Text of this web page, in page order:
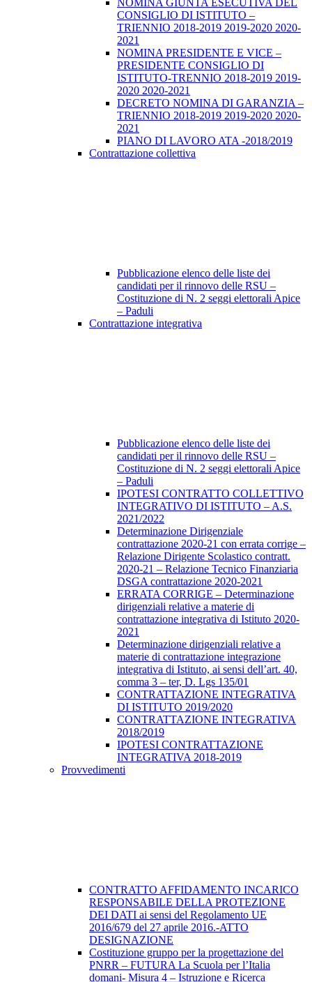
NOMINA GIUNTA ESECUTIVA DEL
CONSIGLIO DI ISTITUTO –
TRIENNIO 2018-2019 2019-2020 2020-
2021
NOMINA PRESIDENTE E VICE –
PRESIDENTE CONSIGLIO DI
ISTITUTO-TRENNIO 2018-2019 2019-
2020 2020-2021
DECRETO NOMINA DI GARANZIA –
TRIENNIO 2018-2019 2019-2020 2020-
2021
PIANO DI LAVORO ATA -2018/2019
Contrattazione collettiva
Pubblicazione elenco delle liste dei
candidati per il rinnovo delle RSU –
Costituzione di N. 2 seggi elettorali Apice
– Paduli
Contrattazione integrativa
Pubblicazione elenco delle liste dei
candidati per il rinnovo delle RSU –
Costituzione di N. 2 seggi elettorali Apice
– Paduli
IPOTESI CONTRATTO COLLETTIVO
INTEGRATIVO DI ISTITUTO – A.S.
2021/2022
Determinazione Dirigenziale
contrattazione 2020-21 con errata corrige –
Relazione Dirigente Scolastico contratt.
2020-21 – Relazione Tecnico Finanziaria
DSGA contrattazione 2020-2021
ERRATA CORRIGE – Determinazione
dirigenziali relative a materie di
contrattazione integrativa di Istituto 2020-
2021
Determinazione dirigenziali relative a
materie di contrattazione integrazione
integrativa di Istituto, ai sensi dell’art. 40,
comma 3 – ter, D. Lgs 135/01
CONTRATTAZIONE INTEGRATIVA
DI ISTITUTO 2019/2020
CONTRATTAZIONE INTEGRATIVA
2018/2019
IPOTESI CONTRATTAZIONE
INTEGRATIVA 2018-2019
Provvedimenti
CONTRATTO AFFIDAMENTO INCARICO
RESPONSABILE DELLA PROTEZIONE
DEI DATI ai sensi del Regolamento UE
2016/679 del 27 aprile 2016.-ATTO
DESIGNAZIONE
Costituzione gruppo per la progettazione del
PNRR – FUTURA La Scuola per l’Italia
domani- Misura 4 – Istruzione e Ricerca